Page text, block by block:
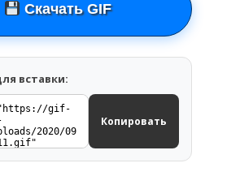
Скачать GIF
вставки:
Копировать